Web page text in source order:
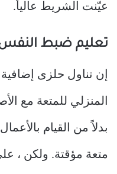
عيّنت الشريط عالياً.
تعليم ضبط
إن تناول حلزى
المنزلي للمتعة مع
بدلاً من القيام
متعة مؤقتة. ولكن ،